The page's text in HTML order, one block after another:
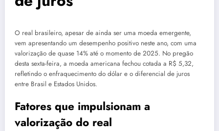
O real brasileiro, apesar de ainda ser uma moeda emergente,
vem apresentando um desempenho positivo neste ano, com uma
valorização de quase 14% até o momento de 2025. No pregão
desta sexta-feira, a moeda americana fechou cotada a R$ 5,32,
refletindo o enfraquecimento do dólar e o diferencial de juros
entre Brasil e Estados Unidos.
Fatores que impulsionam a
valorização do real